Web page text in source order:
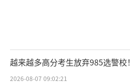
越来越多高分考生放弃985选警校！
2026-08-07 09:02:21